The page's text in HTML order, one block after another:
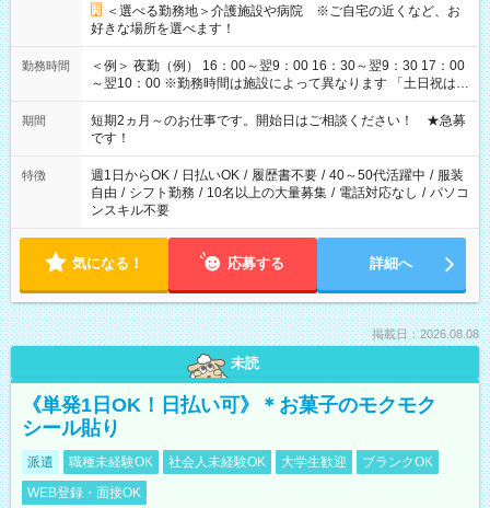
＜選べる勤務地＞介護施設や病院 ※ご自宅の近くなど、お
好きな場所を選べます！
勤務時間
＜例＞ 夜勤（例） 16：00～翌9：00 16：30～翌9：30 17：00
～翌10：00 ※勤務時間は施設によって異なります 「土日祝は休
みたい」 「しっかり稼ぎたい」 「もう少し遅い時間から始めた
い」など ご希望にあったお仕事をご案内いたします。 ※未経験
の方の場合は1～2ヶ月間は日中での仕事を経験いただき、 お
仕事に慣れてからの夜勤になります。 ★家庭の都合でお休みが
必要な場合も遠慮なくご相談ください。
期間
短期2ヵ月～のお仕事です。開始日はご相談ください！ ★急募
です！
特徴 週1日からOK / 日払いOK / 履歴書不要 / 40～50代活躍中 / 服装
自由 / シフト勤務 / 10名以上の大量募集 / 電話対応なし / パソコ
ンスキル不要
気になる！ 応募する 詳細へ
掲載日：2026.08.08
未読
《単発1日OK！日払い可》＊お菓子のモクモク
シール貼り
派遣 職種未経験OK 社会人未経験OK 大学生歓迎
ブランクOK
WEB登録・面接OK